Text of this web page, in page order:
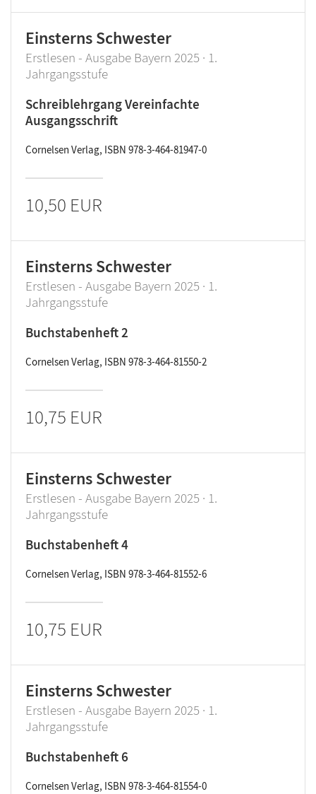
Einsterns Schwester
Erstlesen - Ausgabe Bayern 2025 · 1.
Jahrgangsstufe
Schreiblehrgang Vereinfachte
Ausgangsschrift
Cornelsen Verlag, ISBN 978-3-464-81947-0
10,50 EUR
Einsterns Schwester
Erstlesen - Ausgabe Bayern 2025 · 1.
Jahrgangsstufe
Buchstabenheft 2
Cornelsen Verlag, ISBN 978-3-464-81550-2
10,75 EUR
Einsterns Schwester
Erstlesen - Ausgabe Bayern 2025 · 1.
Jahrgangsstufe
Buchstabenheft 4
Cornelsen Verlag, ISBN 978-3-464-81552-6
10,75 EUR
Einsterns Schwester
Erstlesen - Ausgabe Bayern 2025 · 1.
Jahrgangsstufe
Buchstabenheft 6
Cornelsen Verlag, ISBN 978-3-464-81554-0